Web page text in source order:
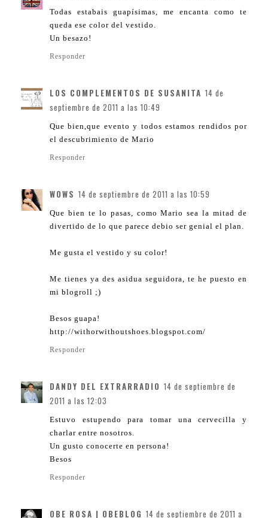
Todas estabais guapísimas, me encanta como te
queda ese color del vestido.
Un besazo!
Responder
LOS COMPLEMENTOS DE SUSANITA 14 de
septiembre de 2011 a las 10:49
Que bien,que evento y todos estamos rendidos por
el descubrimiento de Mario
Responder
WOWS 14 de septiembre de 2011 a las 10:59
Que bien te lo pasas, como Mario sea la mitad de
divertido de lo que parece debio ser genial el plan.
Me gusta el vestido y su color!
Me tienes ya des asidua seguidora, te he puesto en
mi blogroll ;)
Besos guapa!
http://withorwithoutshoes.blogspot.com/
Responder
DANDY DEL EXTRARRADIO 14 de septiembre de
2011 a las 12:03
Estuvo estupendo para tomar una cervecilla y
charlar entre nosotros.
Un gusto conocerte en persona!
Besos
Responder
OBE ROSA | OBEBLOG 14 de septiembre de 2011 a